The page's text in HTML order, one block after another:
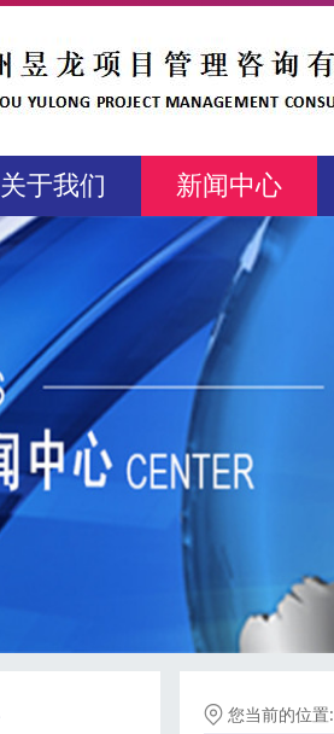
关于我们 新闻中心
您当前的位置: